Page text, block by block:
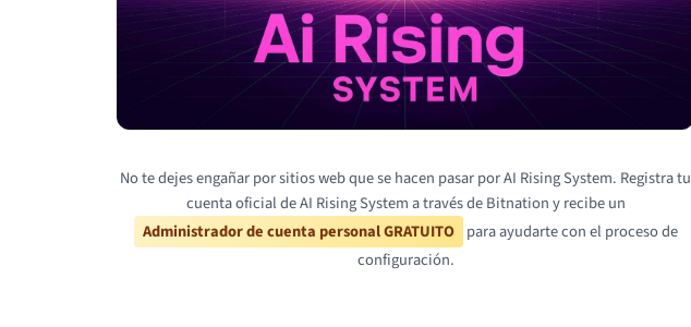
No te dejes engañar por sitios web que se hacen pasar por AI Rising System. Registra tu
cuenta oficial de AI Rising System a través de Bitnation y recibe un
Administrador de cuenta personal GRATUITO para ayudarte con el proceso de
configuración.